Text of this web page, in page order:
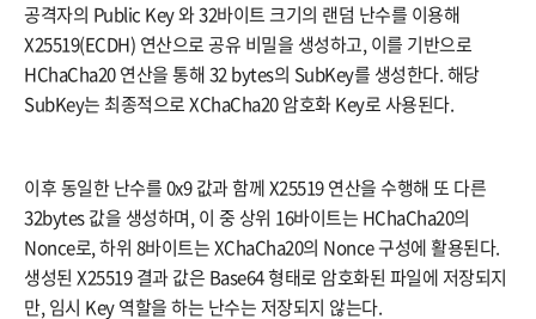
공격자의 Public Key 와 32바이트 크기의 랜덤 난수를 이용해
X25519(ECDH) 연산으로 공유 비밀을 생성하고, 이를 기반으로
HChaCha20 연산을 통해 32 bytes의 SubKey를 생성한다. 해당
SubKey는 최종적으로 XChaCha20 암호화 Key로 사용된다.
이후 동일한 난수를 0x9 값과 함께 X25519 연산을 수행해 또 다른
32bytes 값을 생성하며, 이 중 상위 16바이트는 HChaCha20의
Nonce로, 하위 8바이트는 XChaCha20의 Nonce 구성에 활용된다.
생성된 X25519 결과 값은 Base64 형태로 암호화된 파일에 저장되지
만, 임시 Key 역할을 하는 난수는 저장되지 않는다.